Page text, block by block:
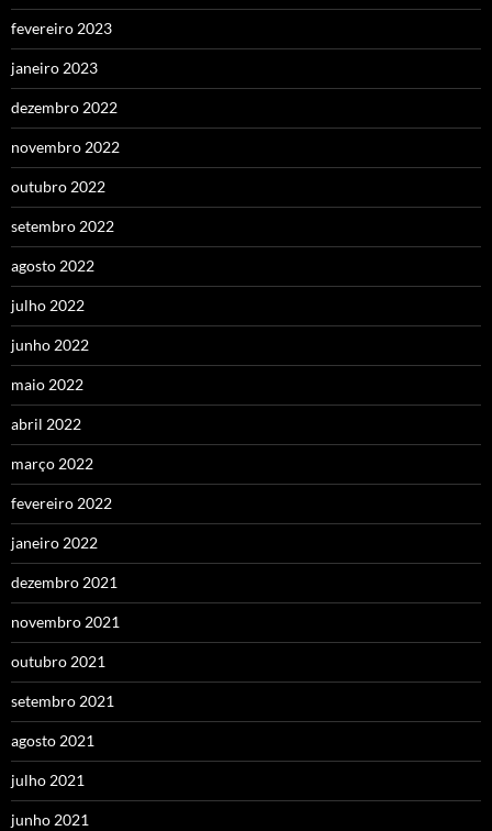
fevereiro 2023
janeiro 2023
dezembro 2022
novembro 2022
outubro 2022
setembro 2022
agosto 2022
julho 2022
junho 2022
maio 2022
abril 2022
março 2022
fevereiro 2022
janeiro 2022
dezembro 2021
novembro 2021
outubro 2021
setembro 2021
agosto 2021
julho 2021
junho 2021